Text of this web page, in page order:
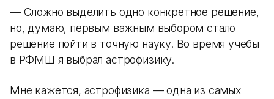
— Сложно выделить одно конкретное решение,
но, думаю, первым важным выбором стало
решение пойти в точную науку. Во время учебы
в РФМШ я выбрал астрофизику.
Мне кажется, астрофизика — одна из самых